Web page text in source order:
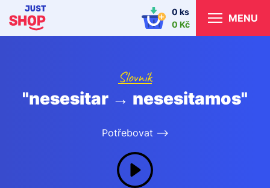
0 ks
0 Kč
MENU
Slovník
"nesesitar → nesesitamos"
Potřebovat -->